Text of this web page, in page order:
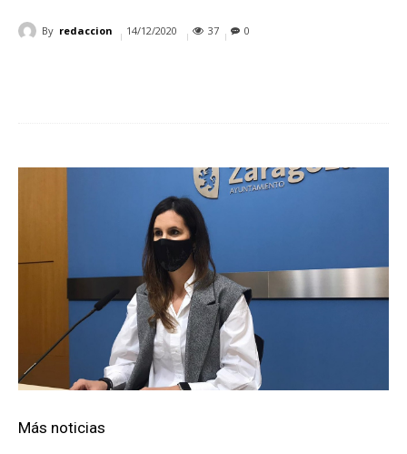
By redaccion 14/12/2020 37 0
Más noticias